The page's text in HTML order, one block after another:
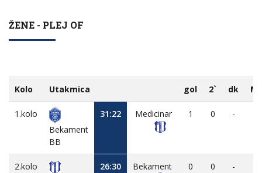
ŽENE - PLEJ OF
Kolo Utakmica gol 2` dk
1.kolo
Bekament
BB
31:22 Medicinar 1 0 -
2.kolo
26:30
Bekament
0 0 -